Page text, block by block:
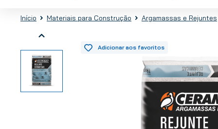
Materiais para Construção Argamassas e Rejuntes